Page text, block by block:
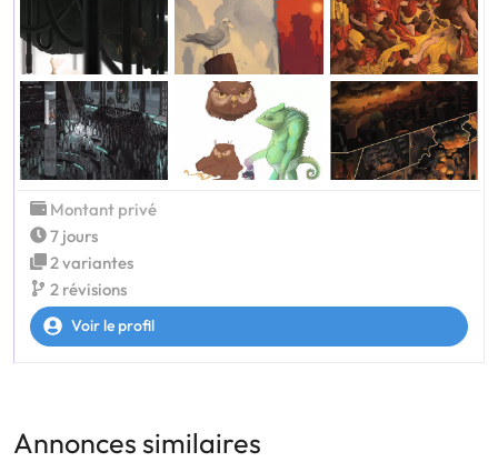
Montant privé
7 jours
2 variantes
2 révisions
Voir le profil
Annonces similaires